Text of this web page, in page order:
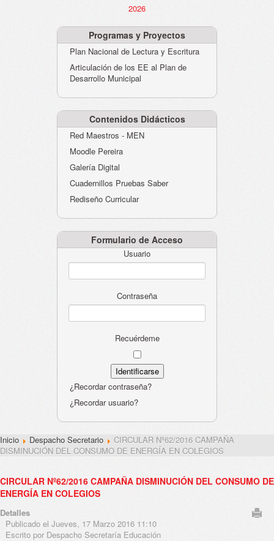
2026
Programas y Proyectos
Plan Nacional de Lectura y Escritura
Articulación de los EE al Plan de
Desarrollo Municipal
Contenidos Didácticos
Red Maestros - MEN
Moodle Pereira
Galería Digital
Cuadernillos Pruebas Saber
Rediseño Curricular
Formulario de Acceso
Usuario
Contraseña
Recuérdeme
¿Recordar contraseña?
¿Recordar usuario?
Inicio Despacho Secretario
CIRCULAR Nº62/2016 CAMPAÑA
DISMINUCIÓN DEL CONSUMO DE ENERGÍA EN COLEGIOS
CIRCULAR Nº62/2016 CAMPAÑA DISMINUCIÓN DEL CONSUMO DE
ENERGÍA EN COLEGIOS
Detalles
Publicado el Jueves, 17 Marzo 2016 11:10
Escrito por Despacho Secretaría Educación